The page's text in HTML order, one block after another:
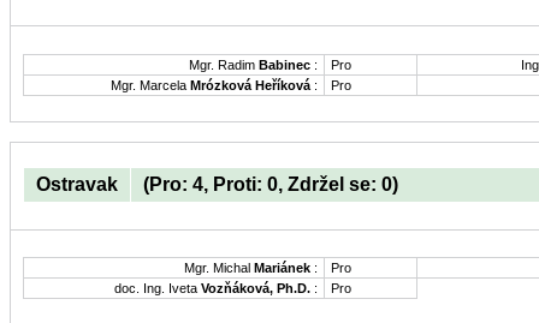
Mgr. Radim Babinec : Pro
Mgr. Marcela Mrózková Heříková : Pro
Ostravak (Pro: 4, Proti: 0, Zdržel se: 0)
Mgr. Michal Mariánek :
Pro
doc. Ing. Iveta Vozňáková, Ph.D. : Pro